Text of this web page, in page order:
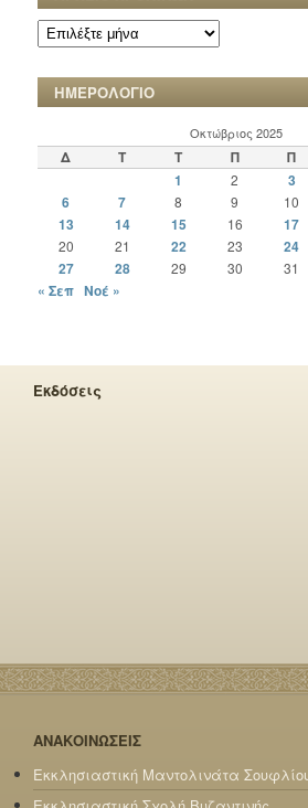
ΑΡΧΕΙΟ
ΧΡΟΝΙΚΩΝ
ΗΜΕΡΟΛΟΓΙΟ
Οκτώβριος 2025
Δ Τ Τ Π Π
1
2 3
6
7 8 9 10
13 14 15 16 17
20
21 22 23 24
27 28 29 30 31
« Σεπ Νοέ »
Εκδόσεις
ΑΝΑΚΟΙΝΩΣΕΙΣ
Εκκλησιαστική Μαντολινάτα